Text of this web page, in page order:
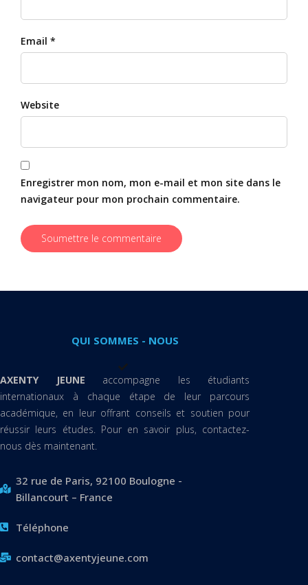
Email *
Website
Enregistrer mon nom, mon e-mail et mon site dans le
navigateur pour mon prochain commentaire.
QUI SOMMES - NOUS
AXENTY JEUNE accompagne les étudiants
internationaux à chaque étape de leur parcours
académique, en leur offrant conseils et soutien pour
réussir leurs études. Pour en savoir plus, contactez-
nous dès maintenant.
32 rue de Paris, 92100 Boulogne -
Billancourt – France
Téléphone
contact@axentyjeune.com